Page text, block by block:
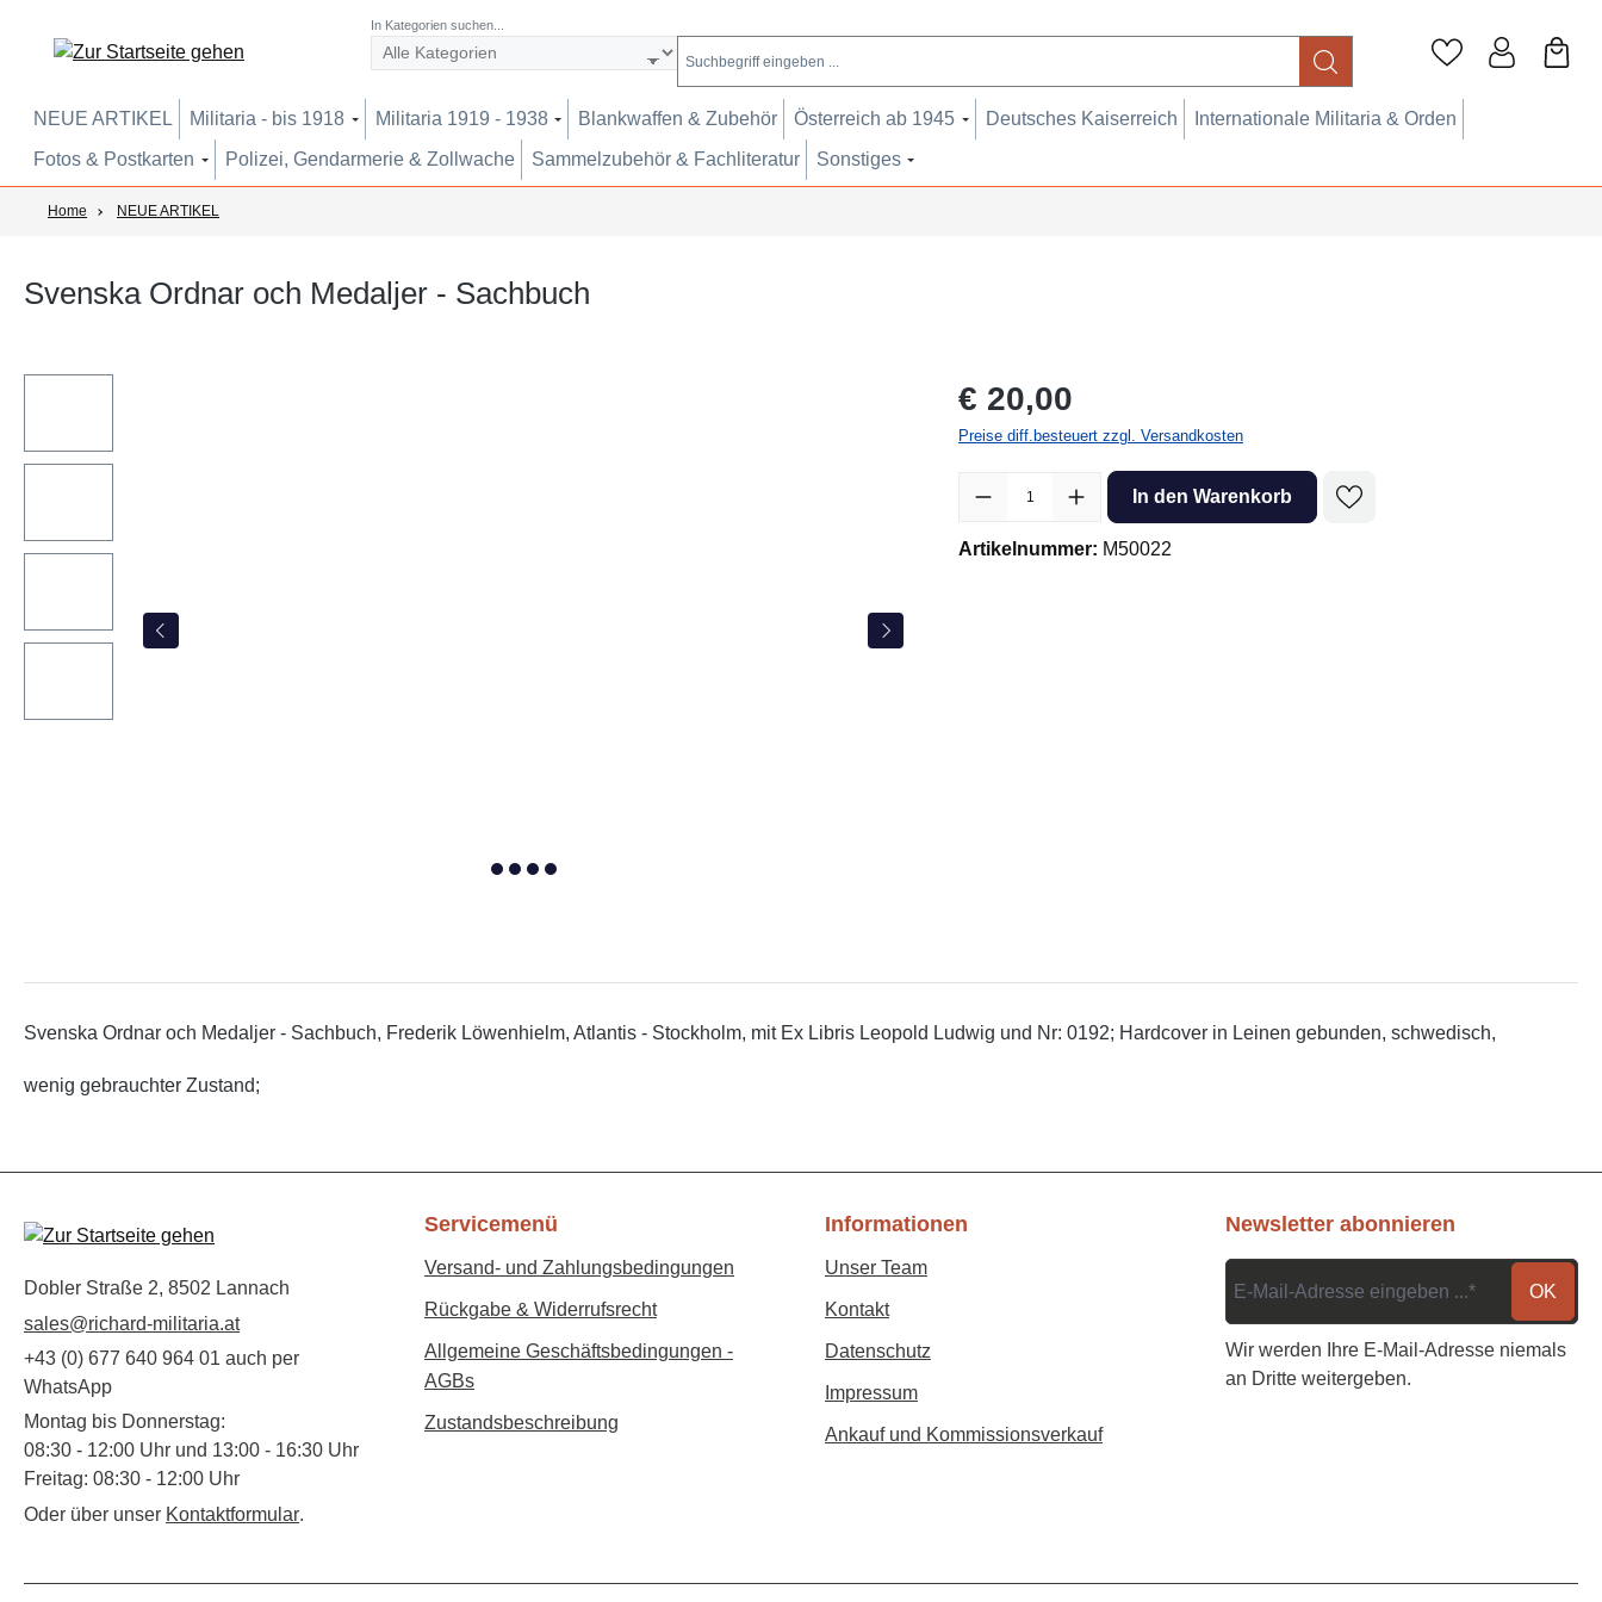
In Kategorien suchen...
NEUE ARTIKEL Militaria - bis 1918 Militaria 1919 - 1938 Blankwaffen & Zubehör Österreich ab 1945 Deutsches Kaiserreich
Internationale Militaria & Orden
Fotos & Postkarten
Polizei, Gendarmerie & Zollwache Sammelzubehör & Fachliteratur Sonstiges
Home NEUE ARTIKEL
Svenska Ordnar och Medaljer - Sachbuch
Regulärer Preis:
€ 20,00
Preise diff.besteuert zzgl. Versandkosten
Produkt Anzahl: Gib den gewünschten Wert ein oder benutze die Schaltflächen
In den Warenkorb
Artikelnummer: M50022
Svenska Ordnar och Medaljer - Sachbuch, Frederik Löwenhielm, Atlantis - Stockholm, mit Ex Libris Leopold Ludwig und Nr: 0192; Hardcover in Leinen gebunden, schwedisch,
wenig gebrauchter Zustand;
Dobler Straße 2, 8502 Lannach
sales@richard-militaria.at
+43 (0) 677 640 964 01 auch per
WhatsApp
Montag bis Donnerstag:
08:30 - 12:00 Uhr und 13:00 - 16:30 Uhr
Freitag: 08:30 - 12:00 Uhr
Oder über unser Kontaktformular.
Servicemenü
Versand- und Zahlungsbedingungen
Rückgabe & Widerrufsrecht
Allgemeine Geschäftsbedingungen -
AGBs
Zustandsbeschreibung
Informationen
Unser Team
Kontakt
Datenschutz
Impressum
Ankauf und Kommissionsverkauf
Newsletter abonnieren
OK
Wir werden Ihre E-Mail-Adresse niemals
an Dritte weitergeben.